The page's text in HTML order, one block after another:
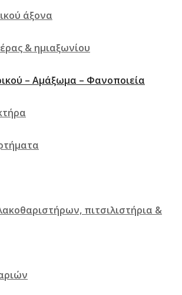
άξονα
& ημιαξωνίου
– Αμάξωμα – Φανοποιεία
πιτσιλιστήρια &